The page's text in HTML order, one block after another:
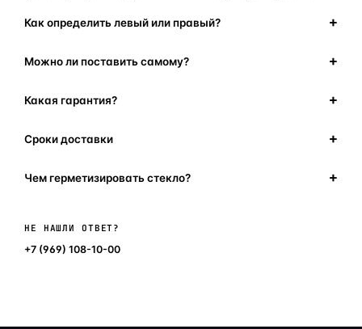
Как определить левый или правый?
Можно ли поставить самому?
Какая гарантия?
Сроки доставки
Чем герметизировать стекло?
НЕ НАШЛИ ОТВЕТ?
+7 (969) 108-10-00